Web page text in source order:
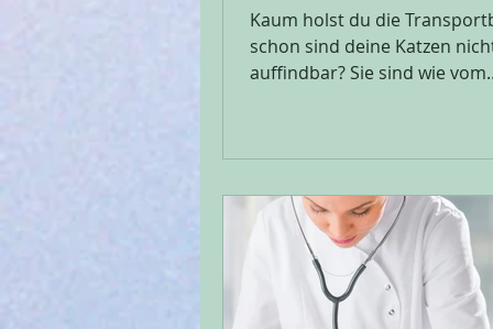
Kaum holst du die
schon sind deine Katzen
auffindbar? Sie sind wie vom
hintersten Ecke holen um
schlimmsten Fall endet es mit
Fauchen, Knurren, Kratzern
sogar einem Biss. Doch
Schluss! Es beginnt damit,
erstmal die richtige